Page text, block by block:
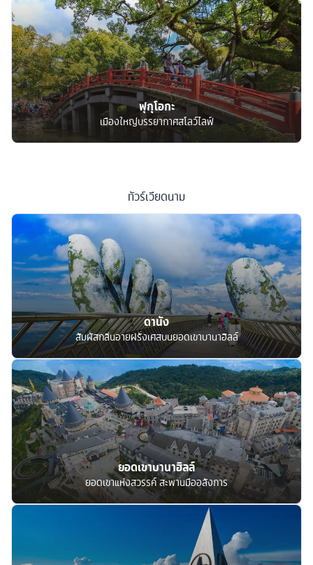
ฟุกุโอกะ
เมืองใหญ่บรรยากาศสโลว์ไลฟ์
ทัวร์เวียดนาม
ดานัง
สัมผัสกลิ่นอายฝรั่งเศสบนยอดเขาบานาฮิลล์
ยอดเขาบานาฮิลล์
ยอดเขาแห่งสวรรค์ สะพานมืออลังการ